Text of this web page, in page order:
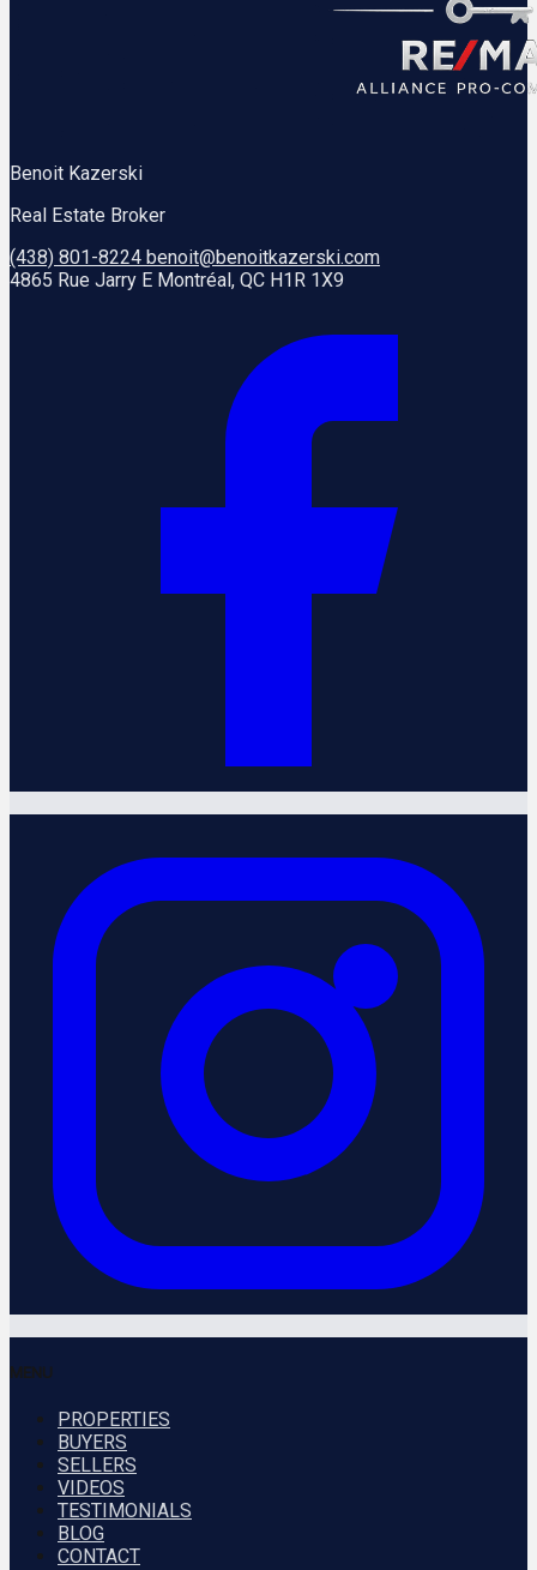
Benoit Kazerski
Real Estate Broker
(438) 801-8224 benoit@benoitkazerski.com
4865 Rue Jarry E Montréal, QC H1R 1X9
MENU
PROPERTIES
BUYERS
SELLERS
VIDEOS
TESTIMONIALS
BLOG
CONTACT